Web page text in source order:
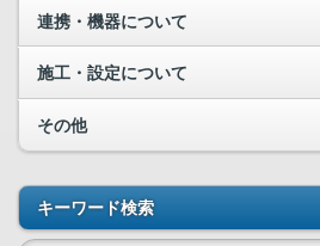
連携・機器について
施工・設定について
その他
キーワード検索